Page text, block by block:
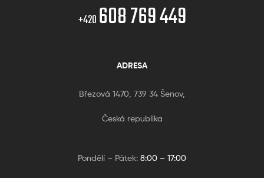
+420 608 769 449
ADRESA
Březová 1470, 739 34 Šenov,
Česká republika
Pondělí – Pátek: 8:00 – 17:00